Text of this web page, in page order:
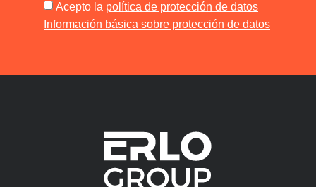
Acepto la política de protección de datos
Información básica sobre protección de datos